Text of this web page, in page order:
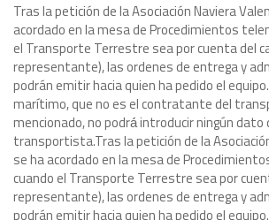
Tras la petición de la Asociación Naviera
acordado en la mesa de Procedimientos
el Transporte Terrestre sea por cuenta del
representante), las ordenes de entrega y
podrán emitir hacia quien ha pedido el
marítimo, que no es el contratante del
mencionado, no podrá́ introducir ningún dato
transportista.Tras la petición de la
se ha acordado en la mesa de
cuando el Transporte Terrestre sea por
representante), las ordenes de entrega y
podrán emitir hacia quien ha pedido el